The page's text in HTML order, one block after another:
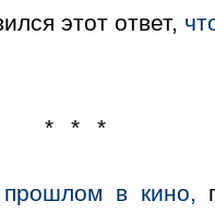
этот ответ,
* * *
в кино,